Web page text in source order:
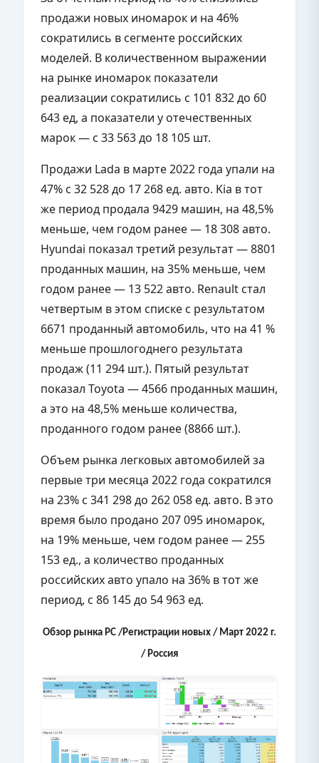
продажи новых иномарок и на 46%
сократились в сегменте российских
моделей. В количественном выражении
на рынке иномарок показатели
реализации сократились с 101 832 до 60
643 ед, а показатели у отечественных
марок — с 33 563 до 18 105 шт.
Продажи Lada в марте 2022 года упали на
47% с 32 528 до 17 268 ед. авто. Kia в тот
же период продала 9429 машин, на 48,5%
меньше, чем годом ранее — 18 308 авто.
Hyundai показал третий результат — 8801
проданных машин, на 35% меньше, чем
годом ранее — 13 522 авто. Renault стал
четвертым в этом списке с результатом
6671 проданный автомобиль, что на 41 %
меньше прошлогоднего результата
продаж (11 294 шт.). Пятый результат
показал Toyota — 4566 проданных машин,
а это на 48,5% меньше количества,
проданного годом ранее (8866 шт.).
Объем рынка легковых автомобилей за
первые три месяца 2022 года сократился
на 23% с 341 298 до 262 058 ед. авто. В это
время было продано 207 095 иномарок,
на 19% меньше, чем годом ранее — 255
153 ед., а количество проданных
российских авто упало на 36% в тот же
период, с 86 145 до 54 963 ед.
Обзор рынка PC /Регистрации новых / Март 2022 г.
/ Россия